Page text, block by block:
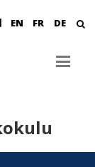
EN FR DE